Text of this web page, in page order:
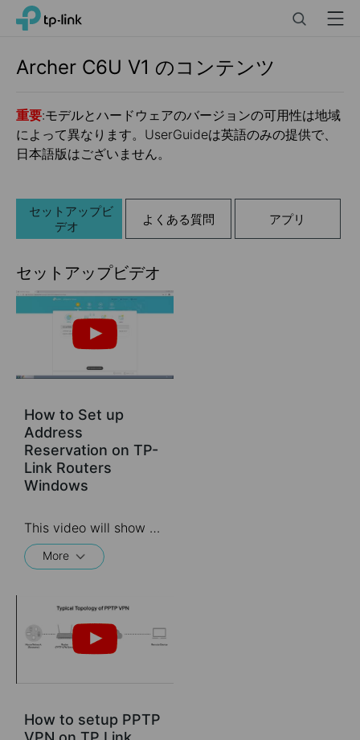
Click
navigation
TP-Link, Reliably Smart Menu
Archer C6U V1 のコンテンツ
重要:モデルとハードウェアのバージョンの可用性は地域
によって異なります。UserGuideは英語のみの提供で、
日本語版はございません。
セットアップビ
デオ
よくある質問 アプリ
セットアップビデオ
How to Set up
Address
Reservation on TP-
Link Routers
Windows
This video will show you how to set up Address Reservation on TP-Link routers.
More
How to setup PPTP